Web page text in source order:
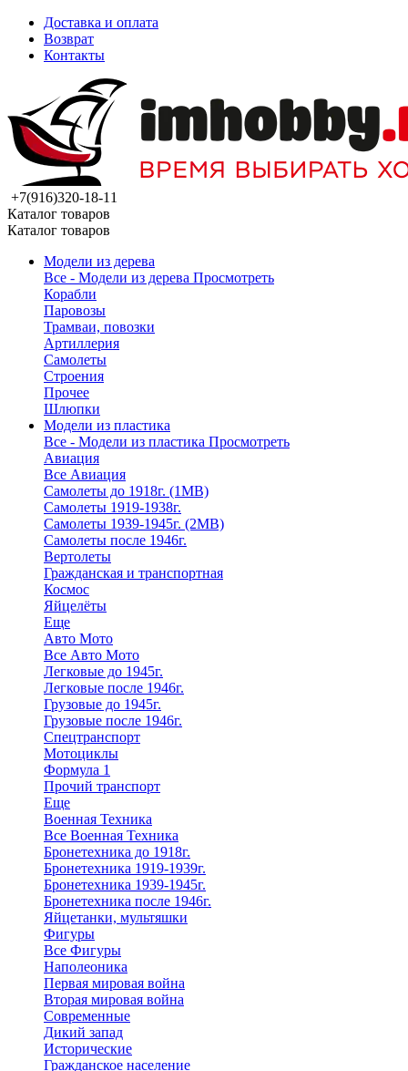
Доставка и оплата
Возврат
Контакты
+7(916)320-18-11
Каталог товаров
Каталог товаров
Модели из дерева
Все - Модели из дерева Просмотреть
Корабли
Паровозы
Трамваи, повозки
Артиллерия
Самолеты
Строения
Прочее
Шлюпки
Модели из пластика
Все - Модели из пластика Просмотреть
Авиация
Все Авиация
Самолеты до 1918г. (1МВ)
Самолеты 1919-1938г.
Самолеты 1939-1945г. (2МВ)
Самолеты после 1946г.
Вертолеты
Гражданская и транспортная
Космос
Яйцелёты
Еще
Авто Мото
Все Авто Мото
Легковые до 1945г.
Легковые после 1946г.
Грузовые до 1945г.
Грузовые после 1946г.
Спецтранспорт
Мотоциклы
Формула 1
Прочий транспорт
Еще
Военная Техника
Все Военная Техника
Бронетехника до 1918г.
Бронетехника 1919-1939г.
Бронетехника 1939-1945г.
Бронетехника после 1946г.
Яйцетанки, мультяшки
Фигуры
Все Фигуры
Наполеоника
Первая мировая война
Вторая мировая война
Современные
Дикий запад
Исторические
Гражданское население